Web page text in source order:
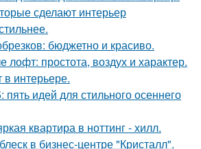
сделают интерьер
бюджетно и красиво.
лофт: простота, воздух и характер.
интерьере.
идей для стильного осеннего
квартира в ноттинг - хилл.
в бизнес-центре "Кристалл".